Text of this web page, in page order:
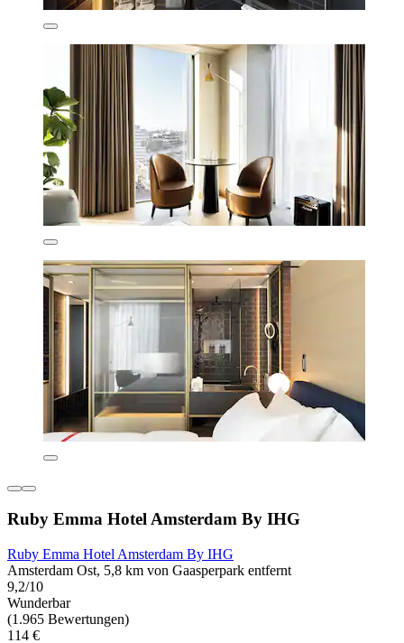
Ruby Emma Hotel Amsterdam By IHG
Ruby Emma Hotel Amsterdam By IHG
Amsterdam Ost, 5,8 km von Gaasperpark entfernt
9,2/10
Wunderbar
(1.965 Bewertungen)
114 €